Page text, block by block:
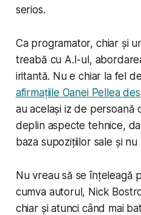
serios.
Ca programator, chiar și
treabă cu A.I-ul,
iritantă. Nu e chiar la fel
afirmațiile Oanei Pellea
au același iz de persoană
deplin aspecte tehnice,
baza supozițiilor sale și
Nu vreau să se înțeleagă
cumva autorul, Nick
chiar și atunci când mai